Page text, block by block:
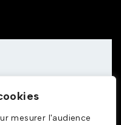
mesurer l'audience